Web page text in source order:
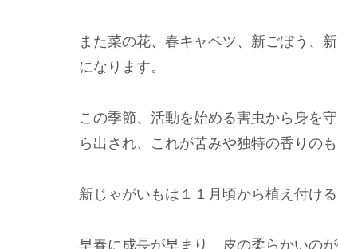
また菜の花、春キャベツ、新ごぼう、
になります。
この季節、活動を始める害虫から身を
ら出され、これが苦みや独特の香りのも
新じゃがいもは１１月頃から植え付ける
早春に成長が早まり、皮の柔らかいの